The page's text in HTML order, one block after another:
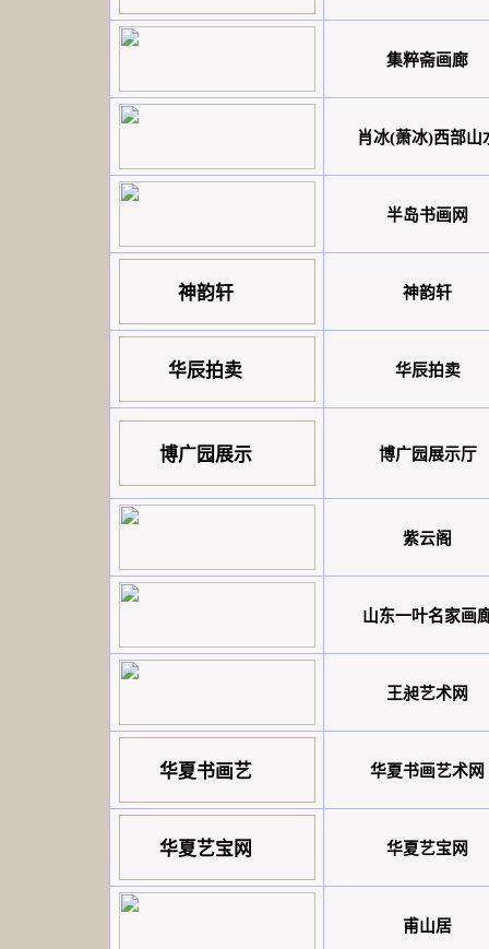
集粹斋画廊
肖冰(萧冰)西部山
半岛书画网
神韵轩 神韵轩
华辰拍卖 华辰拍卖
博广园展示 博广园展示厅
紫云阁
山东一叶名家画
王昶艺术网
华夏书画艺 华夏书画艺术网
华夏艺宝网 华夏艺宝网
甫山居